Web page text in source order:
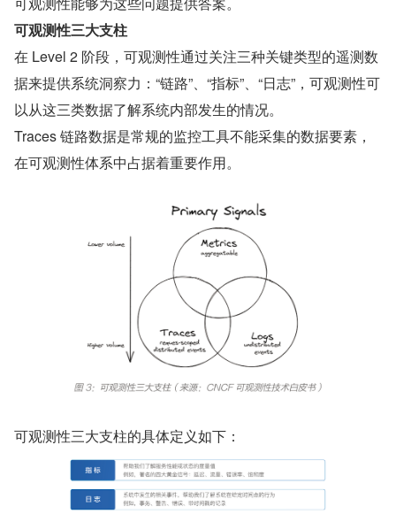
可观测性三大支柱
在 Level 2 阶段，可观测性通过关注三种关键类型的遥测数
据来提供系统洞察力：“链路”、“指标”、“日志”，可观测性可
以从这三类数据了解系统内部发生的情况。
Traces 链路数据是常规的监控工具不能采集的数据要素，
在可观测性体系中占据着重要作用。
可观测性三大支柱的具体定义如下：